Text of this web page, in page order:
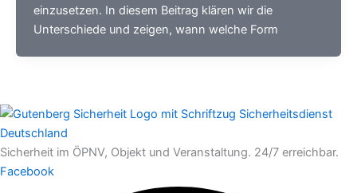
einzusetzen. In diesem Beitrag klären wir die
Unterschiede und zeigen, wann welche Form
Sicherheit im ÖPNV, Objekt und Veranstaltung. 24/7 erreichbar.
Facebook